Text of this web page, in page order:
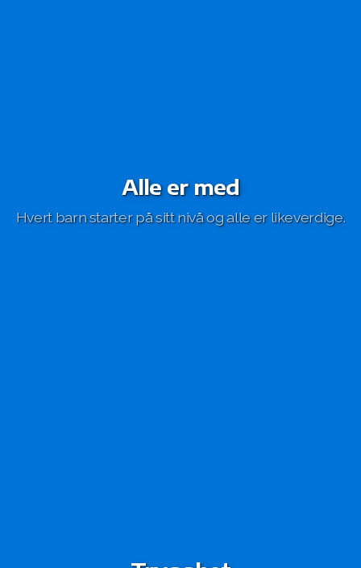
Alle er med
Hvert barn starter på sitt nivå og alle er likeverdige.